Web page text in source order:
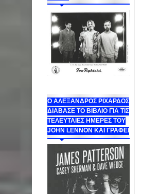
Ο ΑΛΕΞΑΝΔΡΟΣ ΡΙΧΑΡΔΟΣ
ΔΙΑΒΑΣΕ ΤΟ ΒΙΒΛΙΟ ΓΙΑ ΤΙΣ
ΤΕΛΕΥΤΑΙΕΣ ΗΜΕΡΕΣ ΤΟΥ
JOHN LENNON ΚΑΙ ΓΡΑΦΕΙ